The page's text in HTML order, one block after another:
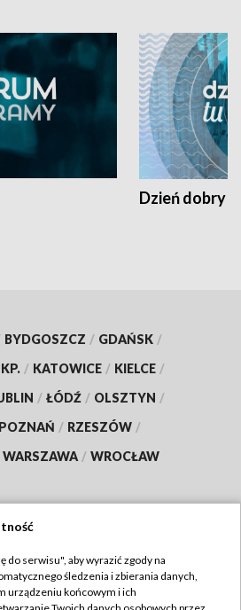
Dzień dobry
BYDGOSZCZ / GDAŃSK /
/ KATOWICE / KIELCE /
/ ŁÓDŹ / OLSZTYN /
POZNAŃ / RZESZÓW /
WARSZAWA / WROCŁAW
TVP
do serwisu", aby wyrazić zgody na
śledzenia i zbierania danych,
urządzeniu końcowym i ich